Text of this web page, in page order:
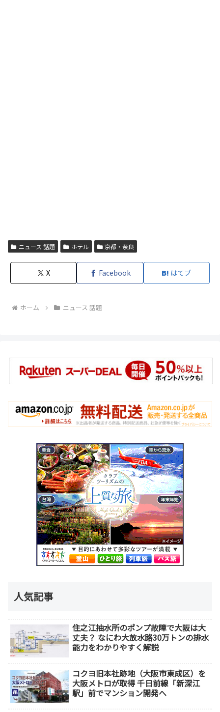
ニュース 話題 ホテル 京都・奈良
X Facebook はてブ
ホーム ニュース 話題
人気記事
住之江抽水所のポンプ故障で大阪は大
丈夫？ なにわ大放水路30万トンの排水
能力をわかりやすく解説
コクヨ旧本社跡地（大阪市東成区）を
大阪メトロが取得 千日前線「新深江
駅」前でマンション開発へ